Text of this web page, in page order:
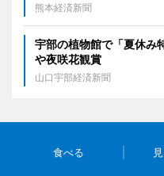
熊本経済新聞
宇部の植物館で「夏休
や夜咲花観賞
山口宇部経済新聞
食べる